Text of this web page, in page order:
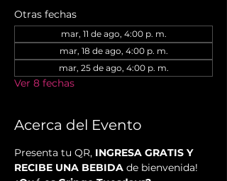
Otras fechas
mar, 11 de ago, 4:00 p. m.
mar, 18 de ago, 4:00 p. m.
mar, 25 de ago, 4:00 p. m.
Ver 8 fechas
Acerca del Evento
Presenta tu QR, INGRESA GRATIS Y
RECIBE UNA BEBIDA de bienvenida!